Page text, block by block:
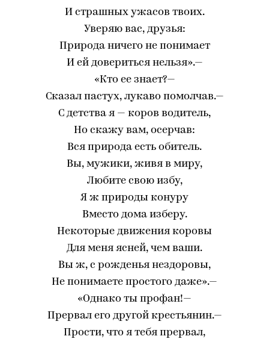
И страшных ужасов твоих.
Уверяю вас, друзья:
Природа ничего не понимает
И ей довериться нельзя».—
«Кто ее знает?—
Сказал пастух, лукаво помолчав.—
С детства я — коров водитель,
Но скажу вам, осерчав:
Вся природа есть обитель.
Вы, мужики, живя в миру,
Любите свою избу,
Я ж природы конуру
Вместо дома изберу.
Некоторые движения коровы
Для меня ясней, чем ваши.
Вы ж, с рожденья нездоровы,
Не понимаете простого даже».—
«Однако ты профан!—
Прервал его другой крестьянин.—
Прости, что я тебя прервал,